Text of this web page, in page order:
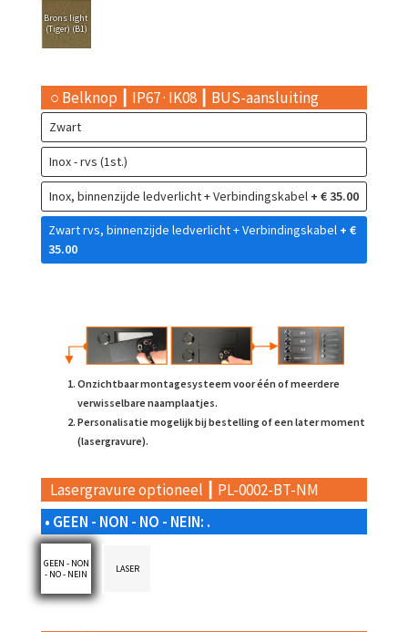
Brons light
(Tiger) (B1)
○ Belknop ┃ IP67 · IK08 ┃ BUS-aansluiting
Zwart
Inox - rvs (1st.)
Inox, binnenzijde ledverlicht + Verbindingskabel + € 35.00
Zwart rvs, binnenzijde ledverlicht + Verbindingskabel + €
35.00
Onzichtbaar montagesysteem voor één of meerdere
verwisselbare naamplaatjes.
Personalisatie mogelijk bij bestelling of een later moment
(lasergravure).
Lasergravure optioneel ┃ PL-0002-BT-NM
• GEEN - NON - NO - NEIN: .
GEEN - NON
- NO - NEIN
LASER